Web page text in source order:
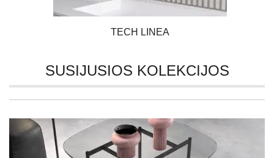
TECH LINEA
SUSIJUSIOS KOLEKCIJOS